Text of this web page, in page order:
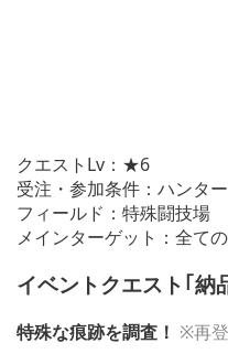
クエストLv：★6
受注・参加条件：ハンタ
フィールド：特殊闘技場
メインターゲット：全て
イベントクエスト｢納
特殊な痕跡を調査！ ※再